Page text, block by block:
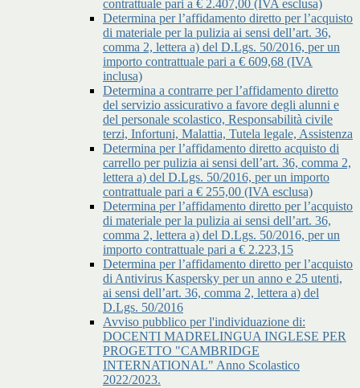
contrattuale pari a € 2.407,00 (IVA esclusa)
Determina per l’affidamento diretto per l’acquisto
di materiale per la pulizia ai sensi dell’art. 36,
comma 2, lettera a) del D.Lgs. 50/2016, per un
importo contrattuale pari a € 609,68 (IVA
inclusa)
Determina a contrarre per l’affidamento diretto
del servizio assicurativo a favore degli alunni e
del personale scolastico, Responsabilità civile
terzi, Infortuni, Malattia, Tutela legale, Assistenza
Determina per l’affidamento diretto acquisto di
carrello per pulizia ai sensi dell’art. 36, comma 2,
lettera a) del D.Lgs. 50/2016, per un importo
contrattuale pari a € 255,00 (IVA esclusa)
Determina per l’affidamento diretto per l’acquisto
di materiale per la pulizia ai sensi dell’art. 36,
comma 2, lettera a) del D.Lgs. 50/2016, per un
importo contrattuale pari a € 2.223,15
Determina per l’affidamento diretto per l’acquisto
di Antivirus Kaspersky per un anno e 25 utenti,
ai sensi dell’art. 36, comma 2, lettera a) del
D.Lgs. 50/2016
Avviso pubblico per l'individuazione di:
DOCENTI MADRELINGUA INGLESE PER
PROGETTO "CAMBRIDGE
INTERNATIONAL" Anno Scolastico
2022/2023.